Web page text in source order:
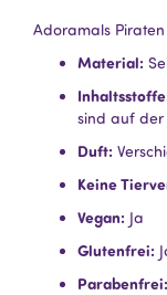
Adoramals
Material:
sind auf der
Duft:
Keine
Vegan: Ja
Glutenfrei:
Parabenfrei: